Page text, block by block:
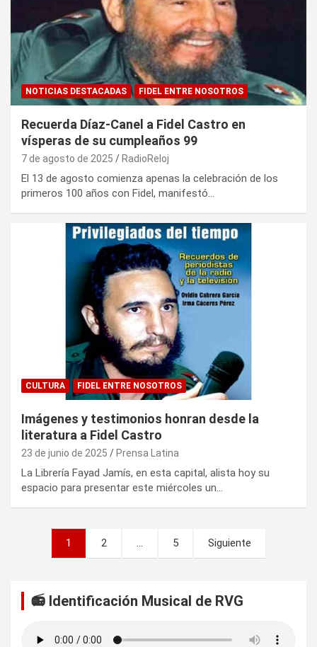
NOTICIAS DESTACADAS FIDEL ENTRE NOSOTROS
Recuerda Díaz-Canel a Fidel Castro en
vísperas de su cumpleaños 99
7 de agosto de 2025 RadioReloj
El 13 de agosto comienza apenas la celebración de los
primeros 100 años con Fidel, manifestó…
CULTURA FIDEL ENTRE NOSOTROS
Imágenes y testimonios honran desde la
literatura a Fidel Castro
23 de junio de 2025 Prensa Latina
La Librería Fayad Jamís, en esta capital, alista hoy su
espacio para presentar este miércoles un…
1 2 … 5 Siguiente
📻 Identificación Musical de RVG